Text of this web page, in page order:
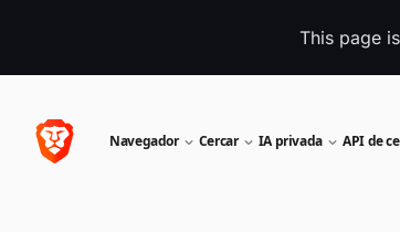
This page
Navegador Cercar IA privada API de